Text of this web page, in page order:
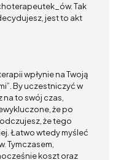
Tak
jest to akt
wpłynie na Twoją
By uczestniczyć w
to swój czas,
że po
że tego
Łatwo wtedy myśleć
Tymczasem,
koszt oraz